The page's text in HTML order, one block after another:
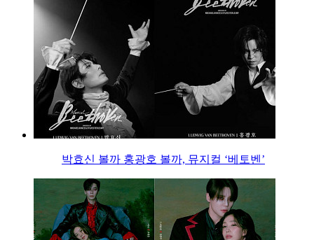
박효신 볼까 홍광호 볼까, 뮤지컬 ‘베토벤’